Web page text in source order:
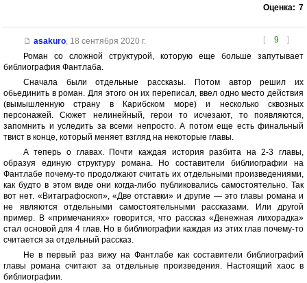
Оценка: 7
[ 9 ]
asakuro, 18 сентября 2020 г.
Роман со сложной структурой, которую еще больше запутывает
библиография Фантлаба.
Сначала были отдельные рассказы. Потом автор решил их
обьединить в роман. Для этого он их переписал, ввел одно место действия
(вымышленную страну в Карибском море) и несколько сквозных
персонажей. Сюжет нелинейный, герои то исчезают, то появляются,
запомнить и уследить за всеми непросто. А потом еще есть финальный
твист в конце, который меняет взгляд на некоторые главы.
А теперь о главах. Почти каждая история разбита на 2-3 главы,
образуя единую структуру романа. Но составители библиографии на
Фантлабе почему-то продолжают считать их отдельными произведениями,
как будто в этом виде они когда-либо публиковались самостоятельно. Так
вот нет. «Витаграфоскоп», «Две отставки» и другие — это главы романа и
не являются отдельными самостоятельными рассказами. Или другой
пример. В «примечаниях» говорится, что рассказ «Денежная лихорадка»
стал основой для 4 глав. Но в библиографии каждая из этих глав почему-то
считается за отдельный рассказ.
Не в первый раз вижу на Фантлабе как составители библиографий
главы романа считают за отдельные произведения. Настоящий хаос в
библиографии.